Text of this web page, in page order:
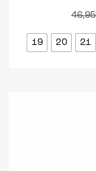
19 20 21